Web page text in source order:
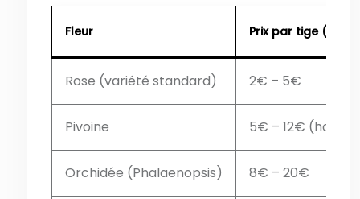
Fleur Prix par tige
Rose (variété standard) 2€ – 5€
Pivoine 5€ – 12€ (hors
Orchidée (Phalaenopsis) 8€ – 20€